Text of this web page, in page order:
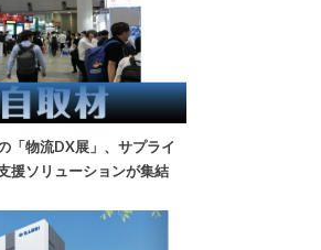
「物流DX展」、サプライ
援ソリューションが集結